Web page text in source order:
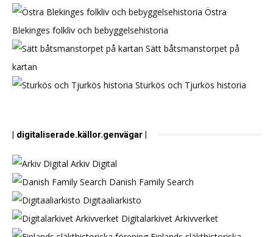
Östra
Blekinges folkliv och bebyggelsehistoria
Sätt båtsmanstorpet på
kartan
Sturkös och Tjurkös historia
| digitaliserade.källor.genvägar |
Arkiv Digital
Danish Family Search
Digitaaliarkisto
Digitalarkivet Arkivverket